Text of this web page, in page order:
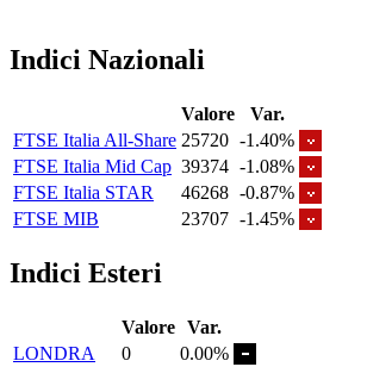
Indici Nazionali
Valore
Var.
FTSE Italia All-Share 25720 -1.40%
FTSE Italia Mid Cap 39374 -1.08%
FTSE Italia STAR
46268 -0.87%
FTSE MIB
23707 -1.45%
Indici Esteri
Valore Var.
LONDRA
0
0.00%